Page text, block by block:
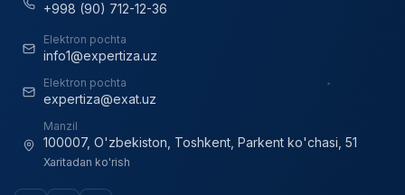
+998 (90) 712-12-36
Elektron pochta
info1@expertiza.uz
Elektron pochta
expertiza@exat.uz
Manzil
100007, O'zbekiston, Toshkent, Parkent ko'chasi, 51
Xaritadan ko'rish